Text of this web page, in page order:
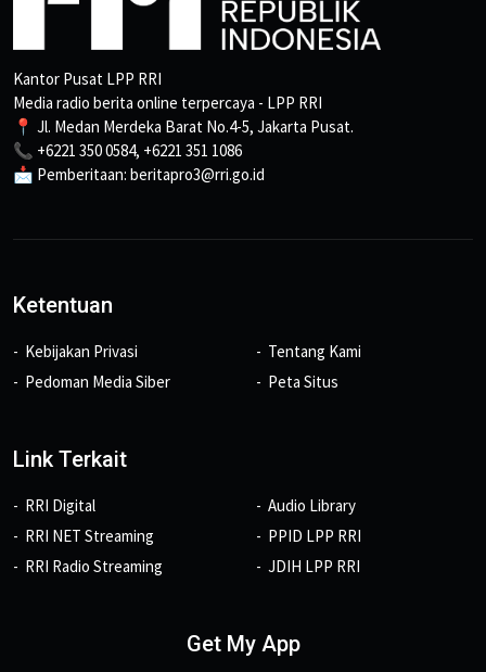
Kantor Pusat LPP RRI
Media radio berita online terpercaya - LPP RRI
📍 Jl. Medan Merdeka Barat No.4-5, Jakarta Pusat.
📞 +6221 350 0584, +6221 351 1086
📩 Pemberitaan: beritapro3@rri.go.id
Ketentuan
Kebijakan Privasi
Pedoman Media Siber
Tentang Kami
Peta Situs
Link Terkait
RRI Digital
RRI NET Streaming
RRI Radio Streaming
Audio Library
PPID LPP RRI
JDIH LPP RRI
Get My App